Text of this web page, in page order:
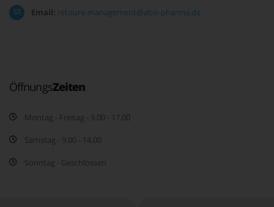
Email: retoure-management@abis-pharma.de
ÖffnungsZeiten
Montag - Freitag - 9.00 - 17.00
Samstag - 9.00 - 14.00
Sonntag - Geschlossen